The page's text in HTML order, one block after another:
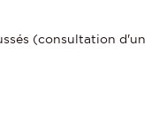
(consultation d'un